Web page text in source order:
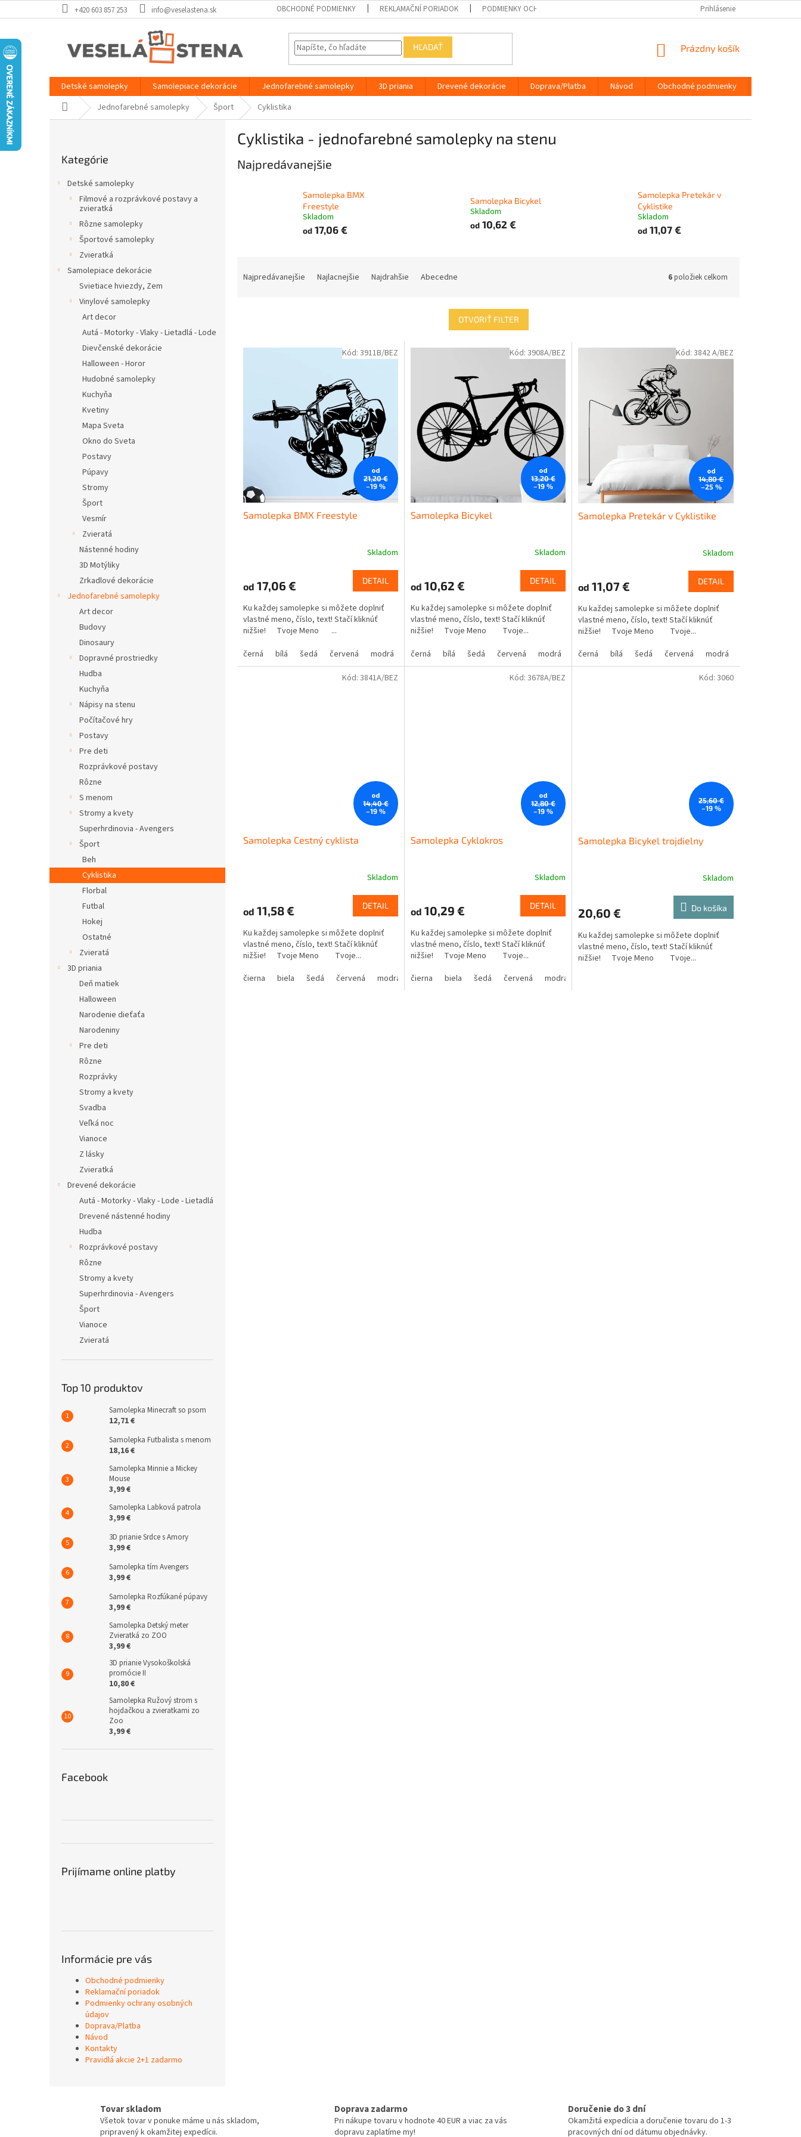
na
+420 603 857 253 info@veselastena.sk OBCHODNÉ PODMIENKY REKLAMAČNÍ PORIADOK PODMIENKY OCHRANY OSOBNÝCH ÚDAJOV DOPRAVA/PLATBA NÁVOD
Prihlásenie
HĽADAŤ
NÁKUPNÝ
Prázdny košík
Detské samolepky Samolepiace dekorácie Jednofarebné samolepky 3D priania Drevené dekorácie Doprava/Platba Návod Obchodné podmienky
Domov Jednofarebné samolepky Šport Cyklistika
kategórie
Kategórie
Detské samolepky
Filmové a rozprávkové postavy a
zvieratká
Rôzne samolepky
Športové samolepky
Zvieratká
Samolepiace dekorácie
Svietiace hviezdy, Zem
Vinylové samolepky
Art decor
Autá - Motorky - Vlaky - Lietadlá - Lode
Dievčenské dekorácie
Halloween - Horor
Hudobné samolepky
Kuchyňa
Kvetiny
Mapa Sveta
Okno do Sveta
Postavy
Púpavy
Stromy
Šport
Vesmír
Zvieratá
Nástenné hodiny
3D Motýliky
Zrkadlové dekorácie
Jednofarebné samolepky
Art decor
Budovy
Dinosaury
Dopravné prostriedky
Hudba
Kuchyňa
Nápisy na stenu
Počítačové hry
Postavy
Pre deti
Rozprávkové postavy
Rôzne
S menom
Stromy a kvety
Superhrdinovia - Avengers
Šport
Beh
Cyklistika
Florbal
Futbal
Hokej
Ostatné
Zvieratá
3D priania
Deň matiek
Halloween
Narodenie dieťaťa
Narodeniny
Pre deti
Rôzne
Rozprávky
Stromy a kvety
Svadba
Veľká noc
Vianoce
Z lásky
Zvieratká
Drevené dekorácie
Autá - Motorky - Vlaky - Lode - Lietadlá
Drevené nástenné hodiny
Hudba
Rozprávkové postavy
Rôzne
Stromy a kvety
Superhrdinovia - Avengers
Šport
Vianoce
Zvieratá
Top 10 produktov
Samolepka Minecraft so psom
12,71 €
Samolepka Futbalista s menom
18,16 €
Samolepka Minnie a Mickey
Mouse
3,99 €
Samolepka Labková patrola
3,99 €
3D prianie Srdce s Amory
3,99 €
Samolepka tím Avengers
3,99 €
Samolepka Rozfúkané púpavy
3,99 €
Samolepka Detský meter
Zvieratká zo ZOO
3,99 €
3D prianie Vysokoškolská
promócie II
10,80 €
Samolepka Ružový strom s
hojdačkou a zvieratkami zo
Zoo
3,99 €
Facebook
Prijímame online platby
Informácie pre vás
Obchodné podmienky
Reklamační poriadok
Podmienky ochrany osobných
údajov
Doprava/Platba
Návod
Kontakty
Pravidlá akcie 2+1 zadarmo
Cyklistika - jednofarebné samolepky na stenu
Najpredávanejšie
Samolepka BMX
Freestyle
Skladom
od 17,06 €
Samolepka Bicykel
Skladom
od10,62 €
Samolepka Pretekár v
Cyklistike
Skladom
od11,07 €
Najpredávanejšie Najlacnejšie Najdrahšie Abecedne 6položiek celkom
OTVORIŤ FILTER
V
od
21,20 €
–19 %
Samolepka BMX Freestyle
Skladom
od 17,06 € DETAIL
Ku každej samolepke si môžete doplniť
vlastné meno, číslo, text! Stačí kliknúť
nižšie! Tvoje Meno ...
černá
bílá šedá červená modrá žlutá zelená růžová fialová oranžová hnědá béžová
Kód: 3911B/BEZ
od
13,20 €
–19 %
Samolepka Bicykel
Skladom
od 10,62 € DETAIL
Ku každej samolepke si môžete doplniť
vlastné meno, číslo, text! Stačí kliknúť
nižšie! Tvoje Meno Tvoje...
černá
bílá šedá červená modrá žlutá zelená růžová fialová oranžová
Kód: 3908A/BEZ
od
14,80 €
–25 %
Samolepka Pretekár v Cyklistike
Skladom
od 11,07 € DETAIL
Ku každej samolepke si môžete doplniť
vlastné meno, číslo, text! Stačí kliknúť
nižšie! Tvoje Meno Tvoje...
černá
bílá šedá červená modrá
Kód: 3842 A/BEZ
od
14,40 €
–19 %
Samolepka Cestný cyklista
Skladom
od 11,58 € DETAIL
Ku každej samolepke si môžete doplniť
vlastné meno, číslo, text! Stačí kliknúť
nižšie! Tvoje Meno Tvoje...
čierna
biela šedá červená modrá žltá zelená ružová fialová oranžová
Kód: 3841A/BEZ
od
12,80 €
–19 %
Samolepka Cyklokros
Skladom
od 10,29 € DETAIL
Ku každej samolepke si môžete doplniť
vlastné meno, číslo, text! Stačí kliknúť
nižšie! Tvoje Meno Tvoje...
čierna
biela šedá červená modrá
Kód: 3678A/BEZ
25,60 €
–19 %
Samolepka Bicykel trojdielny
Skladom
20,60 € Do košíka
Ku každej samolepke si môžete doplniť
vlastné meno, číslo, text! Stačí kliknúť
nižšie! Tvoje Meno Tvoje...
Kód: 3060
Tovar skladom
Všetok tovar v ponuke máme u nás skladom,
pripravený k okamžitej expedícii.
Doprava zadarmo
Pri nákupe tovaru v hodnote 40 EUR a viac za vás
dopravu zaplatíme my!
Doručenie do 3 dní
Okamžitá expedícia a doručenie tovaru do 1-3
pracovných dní od dátumu objednávky.